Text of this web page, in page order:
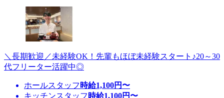
＼長期歓迎／未経験OK！先輩もほぼ未経験スタート♪20～30
代フリーター活躍中◎
ホールスタッフ 時給1,100円〜
キッチンスタッフ 時給1,100円〜